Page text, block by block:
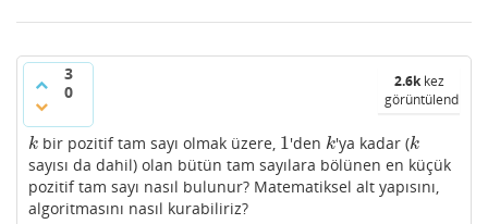
3
0
2.6kkez
görüntülendi
k
kbir pozitif tam sayı olmak üzere, 1
1'den k
k'ya kadar (k
k
sayısı da dahil) olan bütün tam sayılara bölünen en küçük
pozitif tam sayı nasıl bulunur? Matematiksel alt yapısını,
algoritmasını nasıl kurabiliriz?